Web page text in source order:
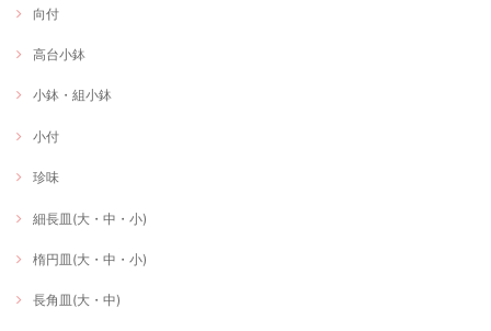
向付
高台小鉢
小鉢・組小鉢
小付
珍味
細長皿(大・中・小)
楕円皿(大・中・小)
長角皿(大・中)